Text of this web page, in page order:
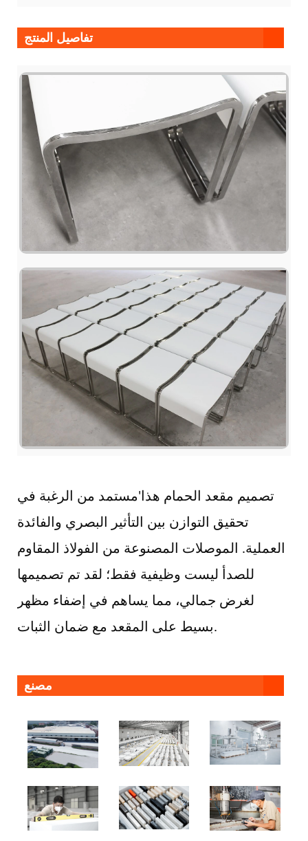
تفاصيل المنتج
تصميم مقعد الحمام هذا'مستمد من الرغبة في
تحقيق التوازن بين التأثير البصري والفائدة
العملية. الموصلات المصنوعة من الفولاذ المقاوم
للصدأ ليست وظيفية فقط؛ لقد تم تصميمها
لغرض جمالي، مما يساهم في إضفاء مظهر
بسيط على المقعد مع ضمان الثبات.
مصنع